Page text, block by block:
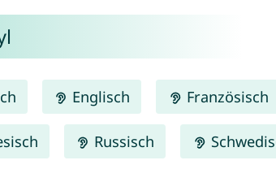
Englisch Französisch
Russisch